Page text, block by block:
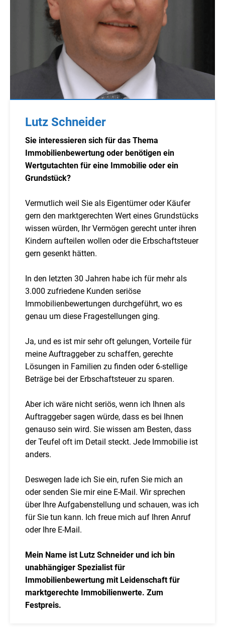
Lutz Schneider
Sie interessieren sich für das Thema
Immobilienbewertung oder benötigen ein
Wertgutachten für eine Immobilie oder ein
Grundstück?
Vermutlich weil Sie als Eigentümer oder Käufer
gern den marktgerechten Wert eines Grundstücks
wissen würden, Ihr Vermögen gerecht unter ihren
Kindern aufteilen wollen oder die Erbschaftsteuer
gern gesenkt hätten.
In den letzten 30 Jahren habe ich für mehr als
3.000 zufriedene Kunden seriöse
Immobilienbewertungen durchgeführt, wo es
genau um diese Fragestellungen ging.
Ja, und es ist mir sehr oft gelungen, Vorteile für
meine Auftraggeber zu schaffen, gerechte
Lösungen in Familien zu finden oder 6-stellige
Beträge bei der Erbschaftsteuer zu sparen.
Aber ich wäre nicht seriös, wenn ich Ihnen als
Auftraggeber sagen würde, dass es bei Ihnen
genauso sein wird. Sie wissen am Besten, dass
der Teufel oft im Detail steckt. Jede Immobilie ist
anders.
Deswegen lade ich Sie ein, rufen Sie mich an
oder senden Sie mir eine E-Mail. Wir sprechen
über Ihre Aufgabenstellung und schauen, was ich
für Sie tun kann. Ich freue mich auf Ihren Anruf
oder Ihre E-Mail.
Mein Name ist Lutz Schneider und ich bin
unabhängiger Spezialist für
Immobilienbewertung mit Leidenschaft für
marktgerechte Immobilienwerte. Zum
Festpreis.